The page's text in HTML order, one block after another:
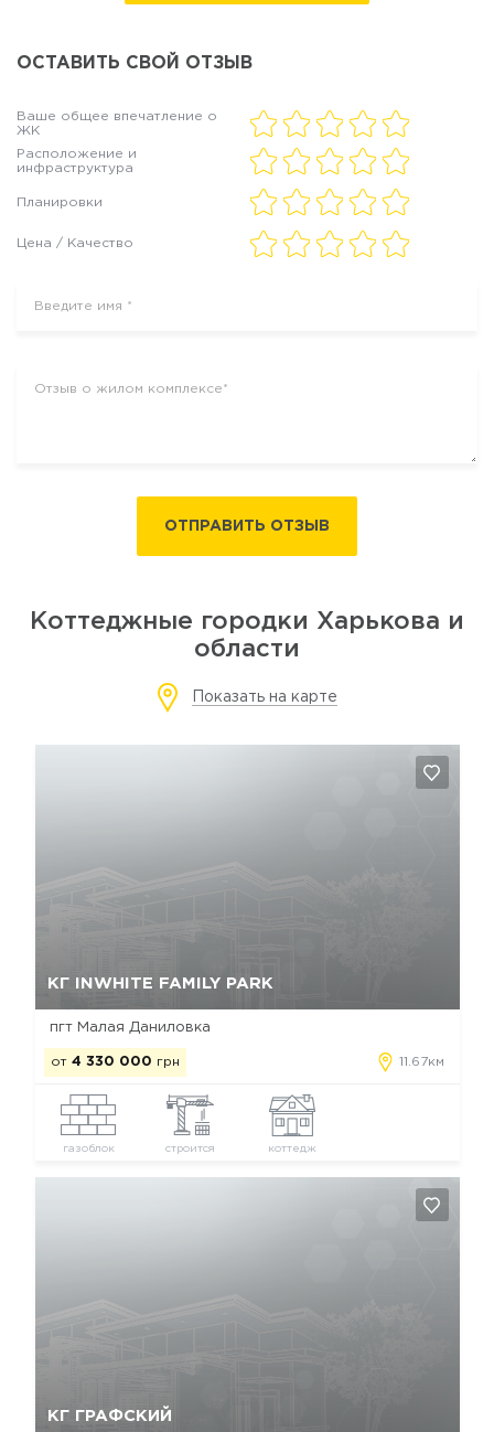
ОСТАВИТЬ СВОЙ ОТЗЫВ
Ваше общее впечатление о
ЖК
Расположение и
инфраструктура
Планировки
Цена / Качество
ОТПРАВИТЬ ОТЗЫВ
Коттеджные городки Харькова и
области
Показать на карте
КГ INWHITE FAMILY PARK
пгт Малая Даниловка
от 4 330 000 грн 11.67км
газоблок строится коттедж
КГ ГРАФСКИЙ